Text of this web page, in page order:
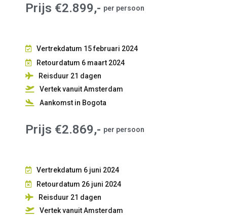
Prijs €2.899,- per persoon
Vertrekdatum 15 februari 2024
Retourdatum 6 maart 2024
Reisduur 21 dagen
Vertek vanuit Amsterdam
Aankomst in Bogota
Prijs €2.869,- per persoon
Vertrekdatum 6 juni 2024
Retourdatum 26 juni 2024
Reisduur 21 dagen
Vertek vanuit Amsterdam